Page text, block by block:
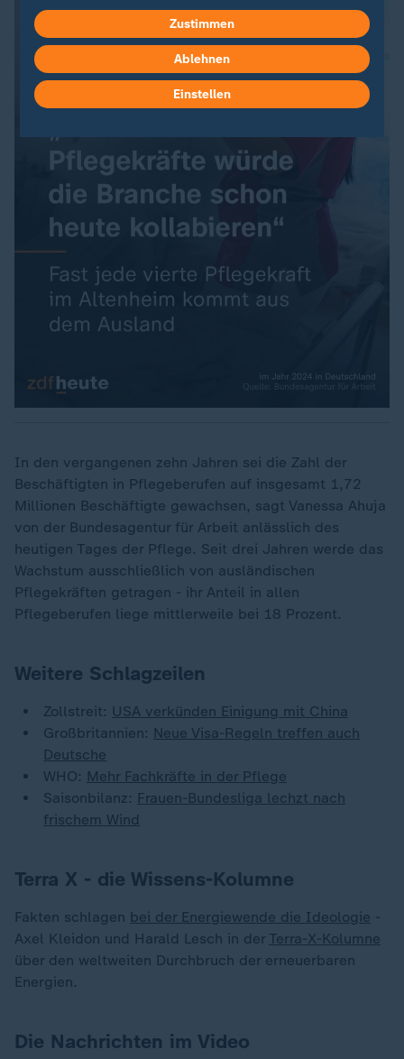
In den vergangenen zehn Jahren sei die Zahl der
Beschäftigten in Pflegeberufen auf insgesamt 1,72
Millionen Beschäftigte gewachsen, sagt Vanessa Ahuja
von der Bundesagentur für Arbeit anlässlich des
heutigen Tages der Pflege. Seit drei Jahren werde das
Wachstum ausschließlich von ausländischen
Pflegekräften getragen - ihr Anteil in allen
Pflegeberufen liege mittlerweile bei 18 Prozent.
Weitere Schlagzeilen
Zollstreit: USA verkünden Einigung mit China
Großbritannien: Neue Visa-Regeln treffen auch
Deutsche
WHO: Mehr Fachkräfte in der Pflege
Saisonbilanz: Frauen-Bundesliga lechzt nach
frischem Wind
Terra X - die Wissens-Kolumne
Fakten schlagen bei der Energiewende die Ideologie -
Axel Kleidon und Harald Lesch in der Terra-X-Kolumne
über den weltweiten Durchbruch der erneuerbaren
Energien.
Die Nachrichten im Video
Zustimmen
Ablehnen
Einstellen